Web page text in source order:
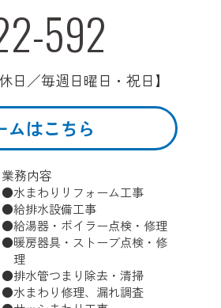
592
日／毎週日曜日・祝日】
ムはこちら
業務内容
水まわりリフォーム工事
給排水設備工事
給湯器・ボイラー点検・修理
暖房器具・ストーブ点検・修
理
排水管つまり除去・清掃
水まわり修理、漏れ調査